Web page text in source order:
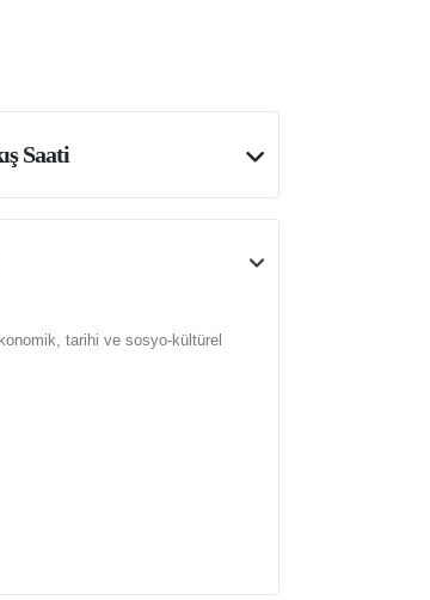
Saati
tarihi ve sosyo-kültürel